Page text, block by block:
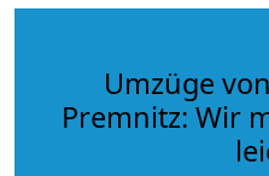
Umzüge
Premnitz: Wir